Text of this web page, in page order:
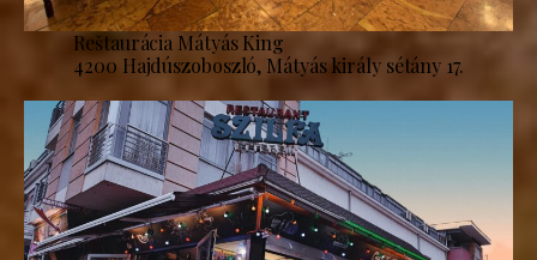
Reštaurácia Mátyás King
4200 Hajdúszoboszló, Mátyás király sétány 17.